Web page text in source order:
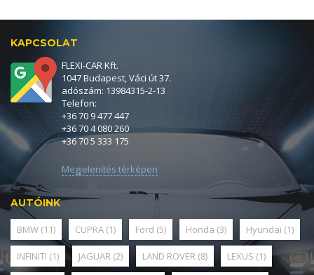
KAPCSOLAT
FLEXI-CAR Kft.
1047 Budapest, Váci út 37.
adószám: 13984315-2-13
Telefon:
+36 70 9 477 447
+36 70 4 080 260
+36 70 5 333 175
Megjelenítés térképen
AUTÓINK
BMW (11) CUPRA (1) Ford (5) Honda (3) Hyundai (1)
INFINITI (1) JAGUAR (2) LAND ROVER (8) LEXUS (1)